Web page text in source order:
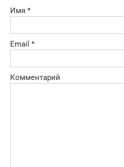
Имя *
Email *
Комментарий